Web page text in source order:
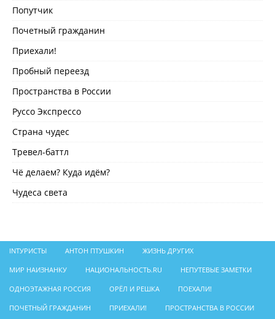
Попутчик
Почетный гражданин
Приехали!
Пробный переезд
Пространства в России
Руссо Экспрессо
Страна чудес
Тревел-баттл
Чё делаем? Куда идём?
Чудеса света
INТУРИСТЫ АНТОН ПТУШКИН ЖИЗНЬ ДРУГИХ
МИР НАИЗНАНКУ НАЦИОНАЛЬНОСТЬ.RU НЕПУТЕВЫЕ ЗАМЕТКИ
ОДНОЭТАЖНАЯ РОССИЯ ОРЁЛ И РЕШКА ПОЕХАЛИ!
ПОЧЕТНЫЙ ГРАЖДАНИН ПРИЕХАЛИ! ПРОСТРАНСТВА В РОССИИ